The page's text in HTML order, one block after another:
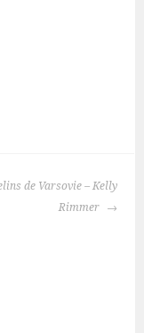
de Varsovie – Kelly
Rimmer